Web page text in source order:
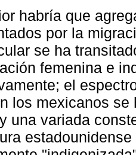
habría que
por la
se ha
femenina e
el
los mexicanos
una variada